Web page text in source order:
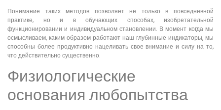
Понимание таких методов позволяет не только в повседневной
практике, но и в обучающих способах, изобретательной
функционировании и индивидуальном становлении. В момент когда мы
осмысливаем, каким образом работают наш глубинные индикаторы, мы
способны более продуктивно нацеливать свое внимание и силу на то,
что действительно существенно.
Физиологические
основания любопытства